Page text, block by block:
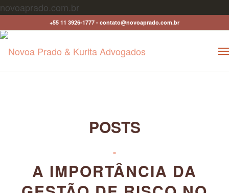
novoaprado.com.br
+55 11 3926-1777 - contato@novoaprado.com.br
POSTS
-
A IMPORTÂNCIA DA